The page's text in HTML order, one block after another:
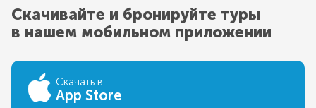
Скачивайте и бронируйте туры
в нашем мобильном приложении
Скачать в
App Store